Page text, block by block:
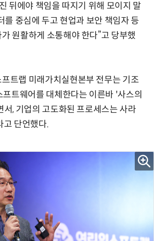
뒤에야 책임을 따지기 위해 모이지 말
를 중심에 두고 현업과 보안 책임자 등
원활하게 소통해야 한다”고 당부했
트랩 미래가치실현본부 전무는 기조
프트웨어를 대체한다는 이른바 '사스의
서, 기업의 고도화된 프로세스는 사라
고 단언했다.